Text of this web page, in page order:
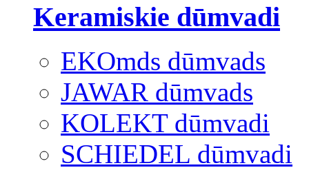
Keramiskie dūmvadi
EKOmds dūmvads
JAWAR dūmvads
KOLEKT dūmvadi
SCHIEDEL dūmvadi